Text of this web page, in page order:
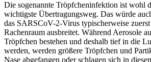
Die sogenannte Tröpfcheninfektion ist wohl
wichtigste Übertragungsweg. Das würde
das SARSCoV-2-Virus typischerweise
Rachenraum ausbreitet. Während Aerosole
Tröpfchen bestehen und deshalb tief in die
werden, werden größere Tröpfchen und
Nase abgefangen oder schlagen sich in